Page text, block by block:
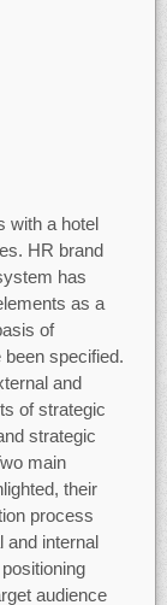
with a hotel
HR brand
has
as a
of
specified.
and
of strategic
strategic
main
their
process
and internal
audience